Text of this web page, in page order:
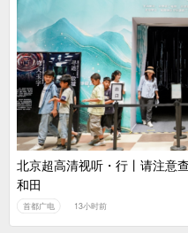
北京超高清视听・行丨请注意
和田
首都广电 13小时前